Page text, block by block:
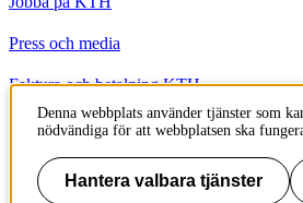
Press och media
Faktura och betalning KTH
Om KTH:s webbplatser
Tillgänglighetsredogörelse
Denna webbplats använder tjänster som
nödvändiga för att webbplatsen ska
Hantera valbara tjänster